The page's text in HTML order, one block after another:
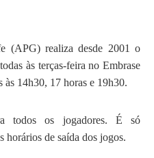
(APG) realiza desde 2001 o
às terças-feira no Embrase
às 14h30, 17 horas e 19h30.
todos os jogadores. É só
horários de saída dos jogos.